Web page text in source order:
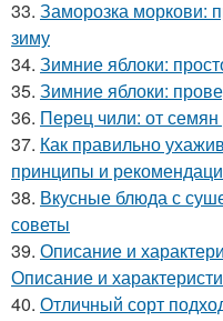
33. Заморозка моркови:
зиму
34. Зимние яблоки:
35. Зимние яблоки:
36. Перец чили: от
37. Как правильно
принципы и
38. Вкусные блюда с
советы
39. Описание и
Описание и
40. Отличный сорт